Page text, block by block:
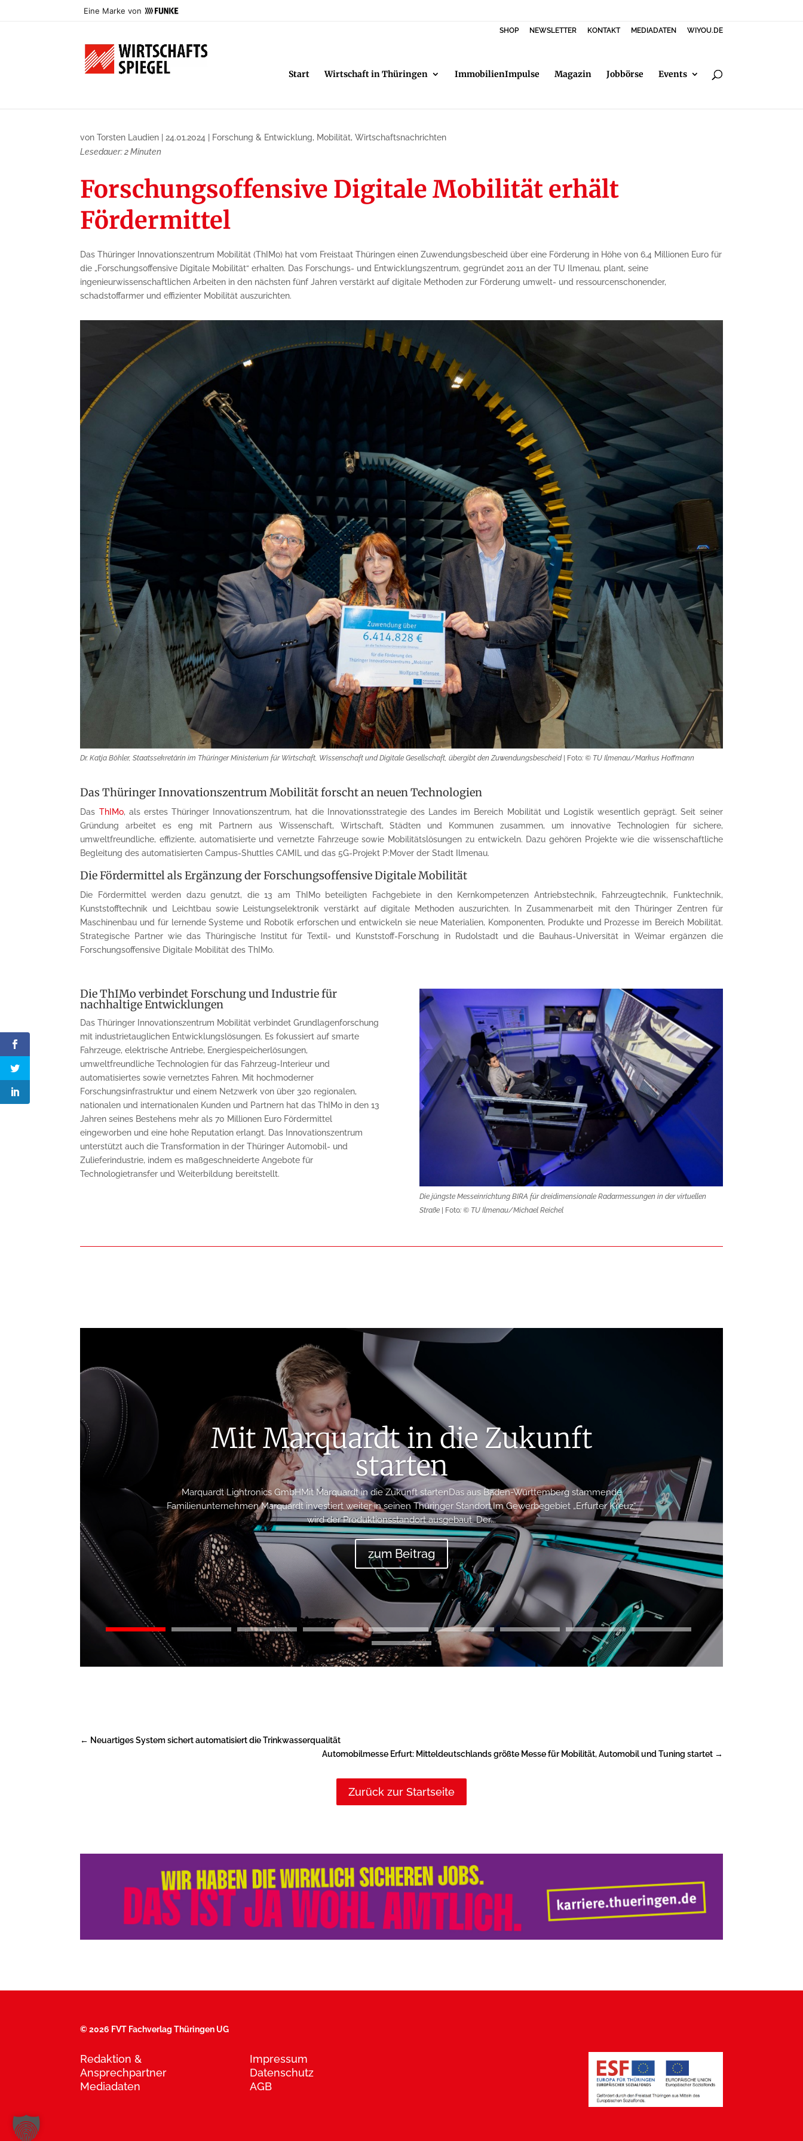
Eine Marke von
SHOP NEWSLETTER KONTAKT MEDIADATEN WIYOU.DE
Start Wirtschaft in Thüringen ImmobilienImpulse Magazin Jobbörse Events
vonTorsten Laudien 24.01.2024 Forschung & Entwicklung, Mobilität,Wirtschaftsnachrichten
Lesedauer: 2 Minuten
Forschungsoffensive Digitale Mobilität erhält
Fördermittel
Das Thüringer Innovationszentrum Mobilität (ThIMo) hat vom Freistaat Thüringen einen Zuwendungsbescheid über eine Förderung in Höhe von 6,4 Millionen Euro für
die „Forschungsoffensive Digitale Mobilität“ erhalten. Das Forschungs- und Entwicklungszentrum, gegründet 2011 an der TU Ilmenau, plant, seine
ingenieurwissenschaftlichen Arbeiten in den nächsten fünf Jahren verstärkt auf digitale Methoden zur Förderung umwelt- und ressourcenschonender,
schadstoffarmer und effizienter Mobilität auszurichten.
Dr. Katja Böhler, Staatssekretärin im Thüringer Ministerium für Wirtschaft, Wissenschaft und Digitale Gesellschaft, übergibt den Zuwendungsbescheid | Foto: © TU Ilmenau/Markus Hoffmann
Das Thüringer Innovationszentrum Mobilität forscht an neuen Technologien
Das ThIMo, als erstes Thüringer Innovationszentrum, hat die Innovationsstrategie des Landes im Bereich Mobilität und Logistik wesentlich geprägt. Seit seiner
Gründung arbeitet es eng mit Partnern aus Wissenschaft, Wirtschaft, Städten und Kommunen zusammen, um innovative Technologien für sichere,
umweltfreundliche, effiziente, automatisierte und vernetzte Fahrzeuge sowie Mobilitätslösungen zu entwickeln. Dazu gehören Projekte wie die wissenschaftliche
Begleitung des automatisierten Campus-Shuttles CAMIL und das 5G-Projekt P:Mover der Stadt Ilmenau.
Die Fördermittel als Ergänzung der Forschungsoffensive Digitale Mobilität
Die Fördermittel werden dazu genutzt, die 13 am ThIMo beteiligten Fachgebiete in den Kernkompetenzen Antriebstechnik, Fahrzeugtechnik, Funktechnik,
Kunststofftechnik und Leichtbau sowie Leistungselektronik verstärkt auf digitale Methoden auszurichten. In Zusammenarbeit mit den Thüringer Zentren für
Maschinenbau und für lernende Systeme und Robotik erforschen und entwickeln sie neue Materialien, Komponenten, Produkte und Prozesse im Bereich Mobilität.
Strategische Partner wie das Thüringische Institut für Textil- und Kunststoff-Forschung in Rudolstadt und die Bauhaus-Universität in Weimar ergänzen die
Forschungsoffensive Digitale Mobilität des ThIMo.
Die ThIMo verbindet Forschung und Industrie für
nachhaltige Entwicklungen
Das Thüringer Innovationszentrum Mobilität verbindet Grundlagenforschung
mit industrietauglichen Entwicklungslösungen. Es fokussiert auf smarte
Fahrzeuge, elektrische Antriebe, Energiespeicherlösungen,
umweltfreundliche Technologien für das Fahrzeug-Interieur und
automatisiertes sowie vernetztes Fahren. Mit hochmoderner
Forschungsinfrastruktur und einem Netzwerk von über 320 regionalen,
nationalen und internationalen Kunden und Partnern hat das ThIMo in den 13
Jahren seines Bestehens mehr als 70 Millionen Euro Fördermittel
eingeworben und eine hohe Reputation erlangt. Das Innovationszentrum
unterstützt auch die Transformation in der Thüringer Automobil- und
Zulieferindustrie, indem es maßgeschneiderte Angebote für
Technologietransfer und Weiterbildung bereitstellt.
Die jüngste Messeinrichtung BIRA für dreidimensionale Radarmessungen in der virtuellen
Straße| Foto: © TU Ilmenau/Michael Reichel
Mit Marquardt in die Zukunft
starten
Marquardt Lightronics GmbHMit Marquardt in die Zukunft startenDas aus Baden-Württemberg stammende
Familienunternehmen Marquardt investiert weiter in seinen Thüringer Standort.Im Gewerbegebiet „Erfurter Kreuz“
wird der Produktionsstandort ausgebaut. Der...
zum Beitrag
← Neuartiges System sichert automatisiert die Trinkwasserqualität
Automobilmesse Erfurt: Mitteldeutschlands größte Messe für Mobilität, Automobil und Tuning startet→
Zurück zur Startseite
©2026 FVT Fachverlag Thüringen UG
Redaktion &
Ansprechpartner
Mediadaten
Impressum
Datenschutz
AGB